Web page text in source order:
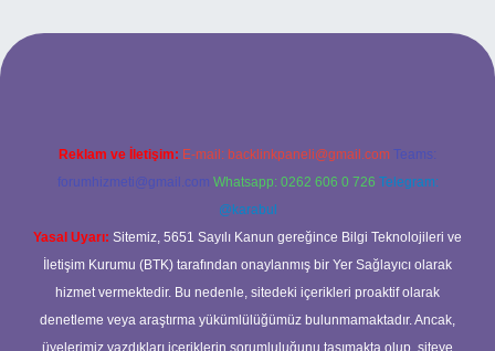
giriş
Reklam ve İletişim: E-mail: backlinkpaneli@gmail.com Teams:
forumhizmeti@gmail.com Whatsapp: 0262 606 0 726 Telegram:
@karabul
Yasal Uyarı: Sitemiz, 5651 Sayılı Kanun gereğince Bilgi Teknolojileri ve
İletişim Kurumu (BTK) tarafından onaylanmış bir Yer Sağlayıcı olarak
hizmet vermektedir. Bu nedenle, sitedeki içerikleri proaktif olarak
denetleme veya araştırma yükümlülüğümüz bulunmamaktadır. Ancak,
üyelerimiz yazdıkları içeriklerin sorumluluğunu taşımakta olup, siteye